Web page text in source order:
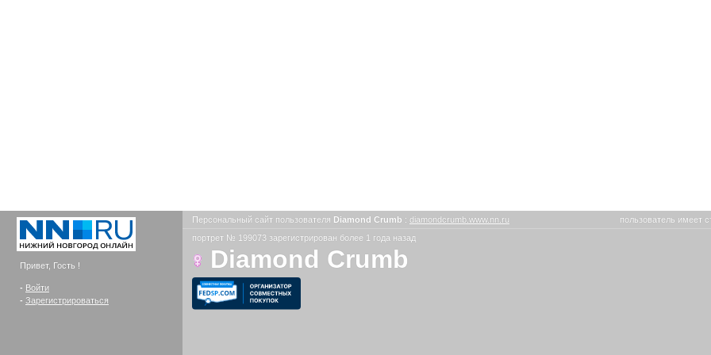
Привет, Гость !
- Войти
- Зарегистрироваться
Персональный сайт пользователя Diamond Crumb : diamondcrumb.www.nn.ru пользователь имеет
портрет № 199073 зарегистрирован более 1 года назад
Diamond Crumb